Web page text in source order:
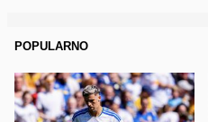
POPULARNO